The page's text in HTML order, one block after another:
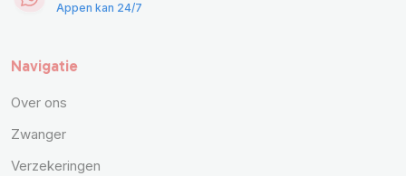
Appen kan 24/7
Navigatie
Over ons
Zwanger
Verzekeringen